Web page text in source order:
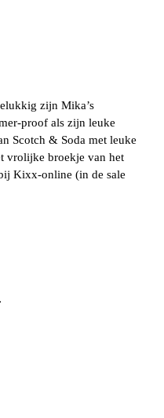
zijn Mika’s
proof als zijn leuke
Scotch & Soda met leuke
vrolijke broekje van het
Kixx-online (in de sale